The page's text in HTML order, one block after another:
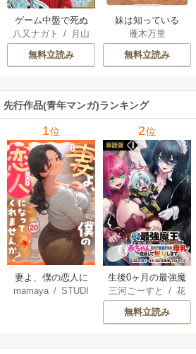
ゲーム中盤で死ぬ
悪役貴族に転生し
たので、外れスキ
ル【テイム】を駆
してみた
八又ナガト / 月山
可也
無料立読み
妹は知っている
雁木万里
無料立読み
先行作品(青年マンガ)ランキング
1位
妻よ、僕の恋人に
なってくれません
mamaya /STUDI
2位
生後0ヶ月の最強魔
王 食べるだけ強
くなるチート能力
持ち転生者だけど
雄たちの母乳で成
三河ごーすと /花
房雪 / マップ
無料立読み